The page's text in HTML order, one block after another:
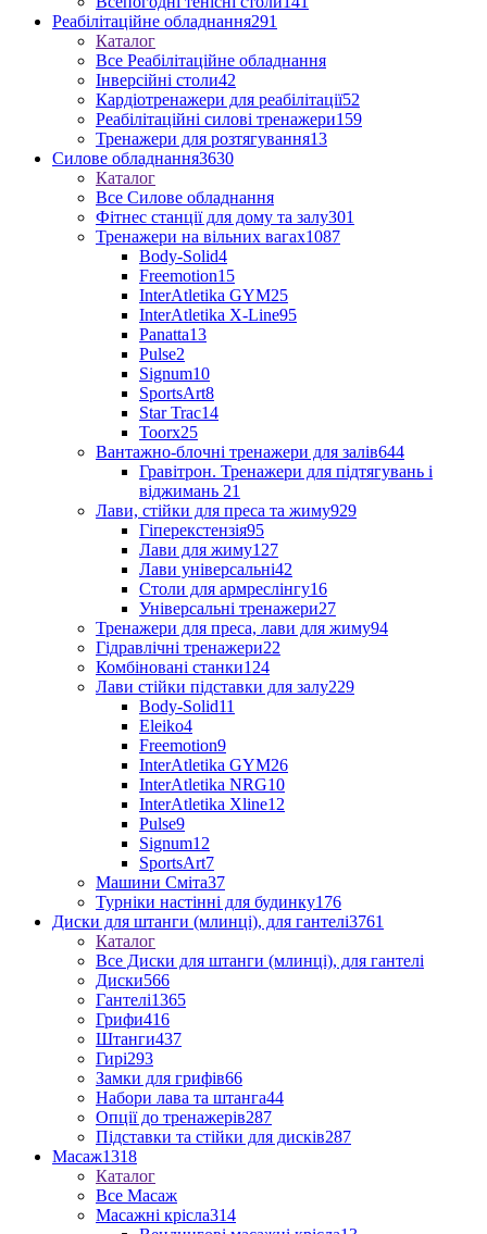
Реабілітаційне обладнання291
Каталог
Все Реабілітаційне обладнання
Інверсійні столи42
Кардіотренажери для реабілітації52
Реабілітаційні силові тренажери159
Тренажери для розтягування13
Силове обладнання3630
Каталог
Все Силове обладнання
Фітнес станції для дому та залу301
Тренажери на вільних вагах1087
Body-Solid4
Freemotion15
InterAtletika GYM25
InterAtletika X-Line95
Panatta13
Pulse2
Signum10
SportsArt8
Star Trac14
Toorx25
Вантажно-блочні тренажери для залів644
Гравітрон. Тренажери для підтягувань і
віджимань 21
Лави, стійки для преса та жиму929
Гіперекстензія95
Лави для жиму127
Лави універсальні42
Столи для армреслінгу16
Універсальні тренажери27
Тренажери для преса, лави для жиму94
Гідравлічні тренажери22
Комбіновані станки124
Лави стійки підставки для залу229
Body-Solid11
Eleiko4
Freemotion9
InterAtletika GYM26
InterAtletika NRG10
InterAtletika Xline12
Pulse9
Signum12
SportsArt7
Машини Сміта37
Турніки настінні для будинку176
Диски для штанги (млинці), для гантелі3761
Каталог
Все Диски для штанги (млинці), для гантелі
Диски566
Гантелі1365
Грифи416
Штанги437
Гирі293
Замки для грифів66
Набори лава та штанга44
Опції до тренажерів287
Підставки та стійки для дисків287
Масаж1318
Каталог
Все Масаж
Масажні крісла314